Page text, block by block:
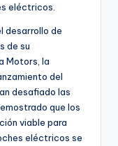
eléctricos.
desarrollo de
de su
Motors, la
del
desafiado las
que los
viable para
eléctricos se